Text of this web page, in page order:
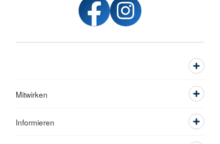
Mitwirken
Informieren